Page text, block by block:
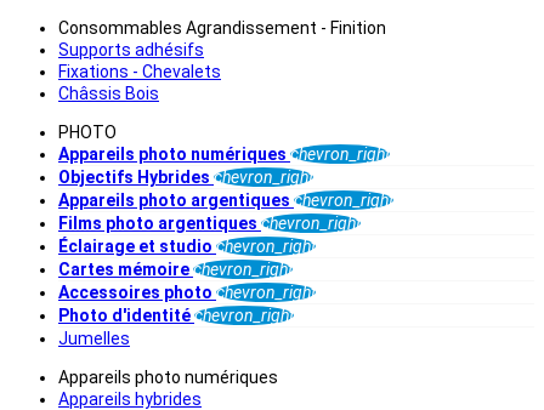
Consommables Agrandissement - Finition
Supports adhésifs
Fixations - Chevalets
Châssis Bois
PHOTO
Appareils photo numériques chevron_right
Objectifs Hybrides chevron_right
Appareils photo argentiques chevron_right
Films photo argentiques chevron_right
Éclairage et studio chevron_right
Cartes mémoirechevron_right
Accessoires photo chevron_right
Photo d'identitéchevron_right
Jumelles
Appareils photo numériques
Appareils hybrides